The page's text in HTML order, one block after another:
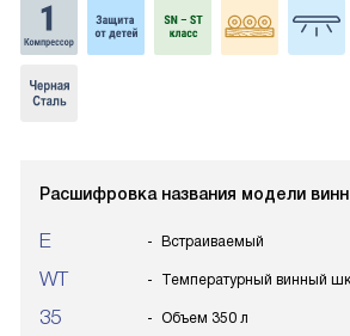
Расшифровка названия модели
E Встраиваемый
WT Температурный винный
35 Объем 350 л